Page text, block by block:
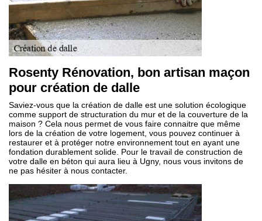
Rosenty Rénovation, bon artisan maçon
pour création de dalle
Saviez-vous que la création de dalle est une solution écologique
comme support de structuration du mur et de la couverture de la
maison ? Cela nous permet de vous faire connaitre que même
lors de la création de votre logement, vous pouvez continuer à
restaurer et à protéger notre environnement tout en ayant une
fondation durablement solide. Pour le travail de construction de
votre dalle en béton qui aura lieu à Ugny, nous vous invitons de
ne pas hésiter à nous contacter.